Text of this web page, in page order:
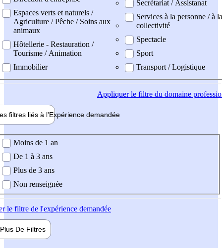
Espaces verts et naturels /
Agriculture / Pêche / Soins aux
animaux
Hôtellerie - Restauration /
Tourisme / Animation
Immobilier
Secrétariat / Assistanat
Services à la personne / à la
collectivité
Spectacle
Sport
Transport / Logistique
Appliquerle filtre du domaine
filtres liés à l'Expérience demandée
demandée
Moins de 1 an
De 1 à 3 ans
Plus de 3 ans
Non renseignée
le filtre de l'expérience demandée
Plus De Filtres